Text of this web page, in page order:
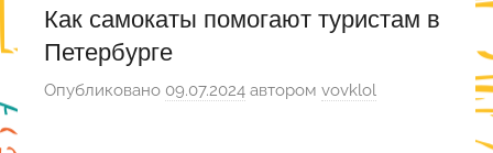
Как самокаты помогают туристам в
Петербурге
Опубликовано 09.07.2024 автором vovklol